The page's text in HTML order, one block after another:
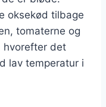
oksekød tilbage
tomaterne og
hvorefter det
lav temperatur i